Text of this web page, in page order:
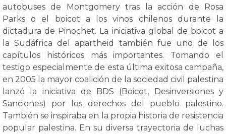
autobuses de Montgomery tras la acción de Rosa
Parks o el boicot a los vinos chilenos durante la
dictadura de Pinochet. La iniciativa global de boicot a
la Sudáfrica del apartheid también fue uno de los
capítulos históricos más importantes. Tomando el
testigo especialmente de esta última exitosa campaña,
en 2005 la mayor coalición de la sociedad civil palestina
lanzó la iniciativa de BDS (Boicot, Desinversiones y
Sanciones) por los derechos del pueblo palestino.
También se inspiraba en la propia historia de resistencia
popular palestina. En su diversa trayectoria de luchas